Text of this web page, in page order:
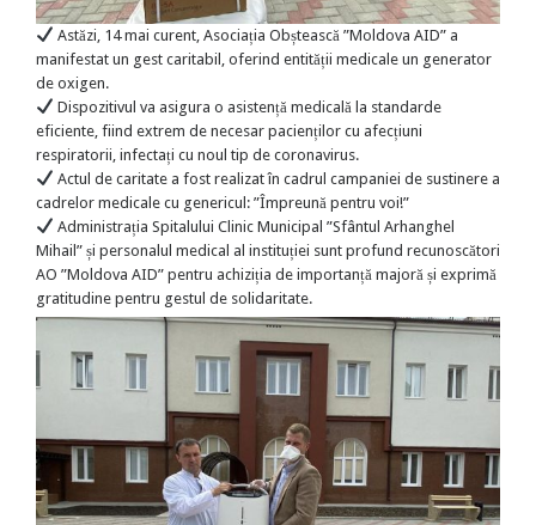
Astăzi, 14 mai curent, Asociația Obștească ”Moldova AID” a
manifestat un gest caritabil, oferind entității medicale un generator
de oxigen.
Dispozitivul va asigura o asistență medicală la standarde
eficiente, fiind extrem de necesar pacienților cu afecțiuni
respiratorii, infectați cu noul tip de coronavirus.
Actul de caritate a fost realizat în cadrul campaniei de sustinere a
cadrelor medicale cu genericul: ”Împreună pentru voi!”
Administrația Spitalului Clinic Municipal ”Sfântul Arhanghel
Mihail” și personalul medical al instituției sunt profund recunoscători
AO ”Moldova AID” pentru achiziția de importanță majoră și exprimă
gratitudine pentru gestul de solidaritate.